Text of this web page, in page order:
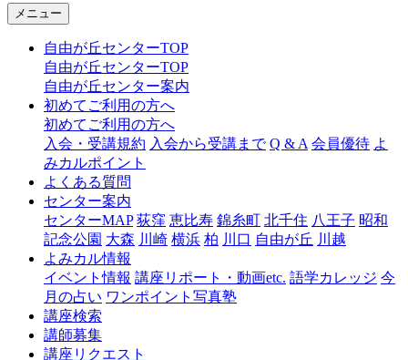
ャ
由
丘
メニュー
自由が丘センターTOP
自由が丘センターTOP
自由が丘センター案内
初めてご利用の方へ
初めてご利用の方へ
入会・受講規約 入会から受講まで Q & A 会員優待 よ
みカルポイント
よくある質問
センター案内
センターMAP 荻窪 恵比寿 錦糸町 北千住 八王子 昭和
記念公園 大森 川崎 横浜 柏 川口 自由が丘 川越
よみカル情報
イベント情報 講座リポート・動画etc. 語学カレッジ 今
月の占い ワンポイント写真塾
講座検索
講師募集
講座リクエスト